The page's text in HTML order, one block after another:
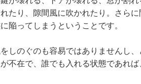
たり、隙間風に吹かれたり。さらに
陥ってしまうということです。
しのぐのも容易ではありませんし、
不在で、誰でも入れる状態であれば